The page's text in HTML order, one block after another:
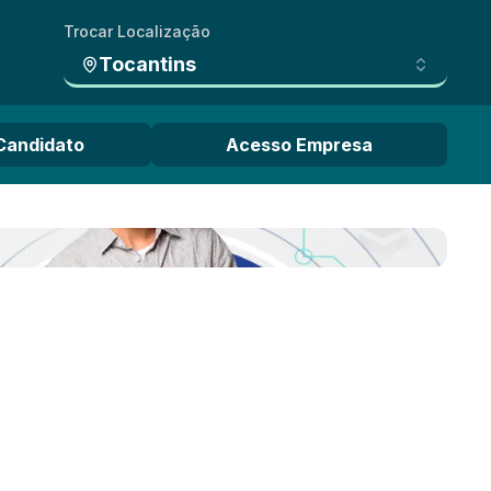
Trocar Localização
Tocantins
Acesso Empresa